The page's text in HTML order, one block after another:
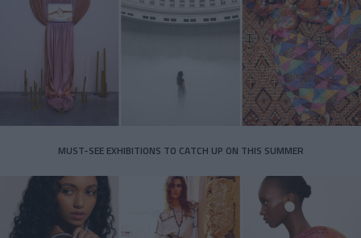
MUST-SEE EXHIBITIONS TO CATCH UP ON THIS SUMMER